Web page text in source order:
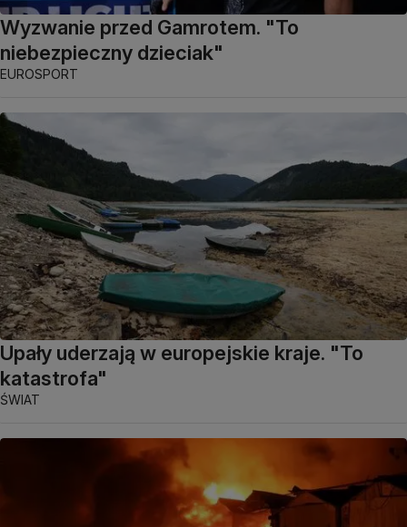
Wyzwanie przed Gamrotem. "To
niebezpieczny dzieciak"
EUROSPORT
Upały uderzają w europejskie kraje. "To
katastrofa"
ŚWIAT